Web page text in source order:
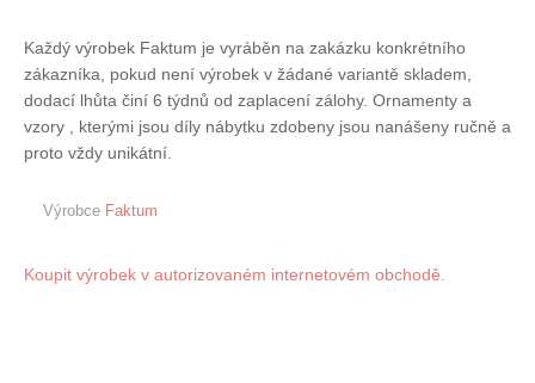
Každý výrobek Faktum je vyráběn na zakázku konkrétního
zákazníka, pokud není výrobek v žádané variantě skladem,
dodací lhůta činí 6 týdnů od zaplacení zálohy. Ornamenty a
vzory , kterými jsou díly nábytku zdobeny jsou nanášeny ručně a
proto vždy unikátní.
Výrobce Faktum
Koupit výrobek v autorizovaném internetovém obchodě.